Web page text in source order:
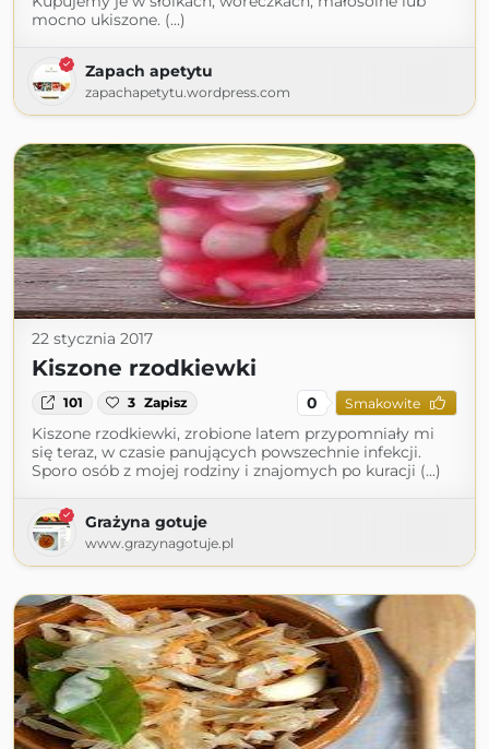
mocno ukiszone. (...)
Zapach apetytu
zapachapetytu.wordpress.com
22 stycznia 2017
Kiszone rzodkiewki
101 3 Zapisz 0 Smakowite
Kiszone rzodkiewki, zrobione latem przypomniały mi
się teraz, w czasie panujących powszechnie infekcji.
Sporo osób z mojej rodziny i znajomych po kuracji (...)
Grażyna gotuje
www.grazynagotuje.pl